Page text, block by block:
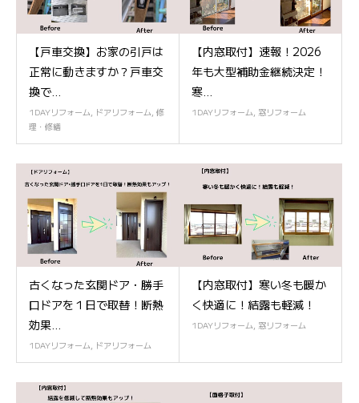
【戸車交換】お家の引戸は
正常に動きますか？戸車交
換で...
1DAYリフォーム ドアリフォーム 修
理・修繕
【内窓取付】速報！2026
年も大型補助金継続決定！
寒...
1DAYリフォーム 窓リフォーム
古くなった玄関ドア・勝手
口ドアを１日で取替！断熱
効果...
1DAYリフォーム ドアリフォーム
【内窓取付】寒い冬も暖か
く快適に！結露も軽減！
1DAYリフォーム 窓リフォーム